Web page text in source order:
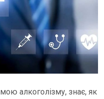
алкоголізму, знає, як